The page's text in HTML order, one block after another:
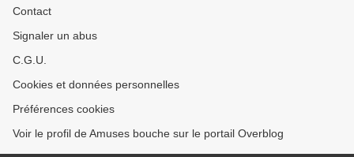
Contact
Signaler un abus
C.G.U.
Cookies et données personnelles
Préférences cookies
Voir le profil de Amuses bouche sur le portail Overblog